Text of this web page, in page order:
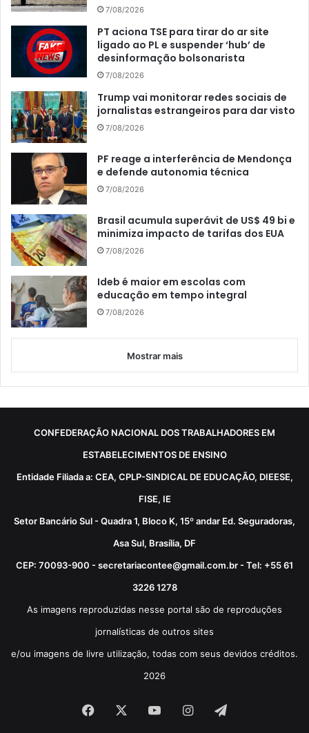
7/08/2026
PT aciona TSE para tirar do ar site
ligado ao PL e suspender ‘hub’ de
desinformação bolsonarista
7/08/2026
Trump vai monitorar redes sociais de
jornalistas estrangeiros para dar visto
7/08/2026
PF reage a interferência de Mendonça
e defende autonomia técnica
7/08/2026
Brasil acumula superávit de US$ 49 bi e
minimiza impacto de tarifas dos EUA
7/08/2026
Ideb é maior em escolas com
educação em tempo integral
7/08/2026
Mostrar mais
CONFEDERAÇÃO NACIONAL DOS TRABALHADORES EM
ESTABELECIMENTOS DE ENSINO
Entidade Filiada a: CEA, CPLP-SINDICAL DE EDUCAÇÃO, DIEESE,
FISE, IE
Setor Bancário Sul - Quadra 1, Bloco K, 15º andar Ed. Seguradoras,
Asa Sul, Brasília, DF
CEP: 70093-900 - secretariacontee@gmail.com.br - Tel: +55 61
3226 1278
As imagens reproduzidas nesse portal são de reproduções
jornalísticas de outros sites
e/ou imagens de livre utilização, todas com seus devidos créditos.
2026
Facebook YouTubeInstagram